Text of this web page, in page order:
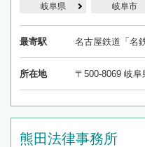
岐阜県 岐阜市
最寄駅 名古屋鉄道「名
所在地 〒500-8069 岐
熊田法律事務所